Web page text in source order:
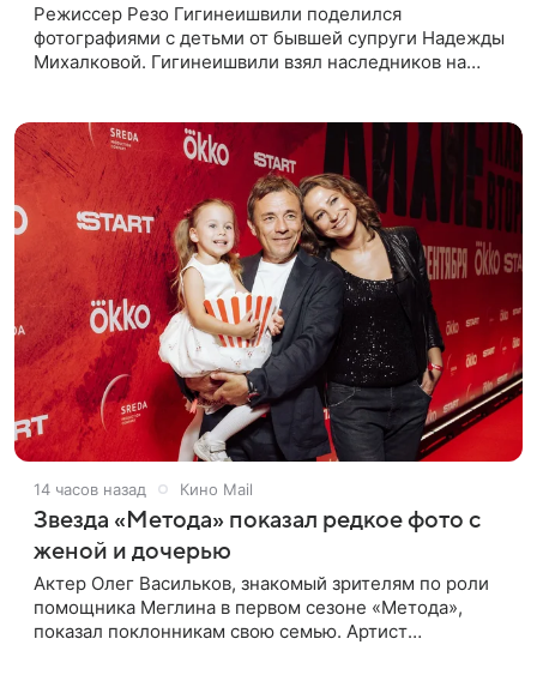
Режиссер Резо Гигинеишвили поделился
фотографиями с детьми от бывшей супруги Надежды
Михалковой. Гигинеишвили взял наследников на
14 часов назад Кино Mail
Звезда «Метода» показал редкое фото с
женой и дочерью
Актер Олег Васильков, знакомый зрителям по роли
помощника Меглина в первом сезоне «Метода»,
показал поклонникам свою семью. Артист